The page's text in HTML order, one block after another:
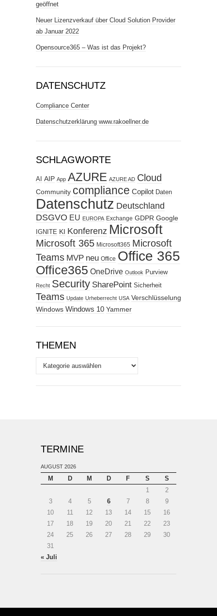
geöffnet
Neuer Lizenzverkauf über Cloud Solution Provider
ab Januar 2022
Opensource365 – Was ist das Projekt?
DATENSCHUTZ
Compliance Center
Datenschutzerklärung www.rakoellner.de
SCHLAGWORTE
AI AIP App AZURE AZURE AD Cloud
Community compliance Copilot Daten
Datenschutz Deutschland
DSGVO EU EUROPA Exchange GDPR Google
IGNITE KI Konferenz Microsoft
Microsoft 365 Microsoft365 Microsoft
Teams MVP neu Office Office 365
Office365 OneDrive Outlook Purview
Recht Security SharePoint Sicherheit
Teams Update Urheberrecht USA Verschlüsselung
Windows Windows 10 Yammer
THEMEN
Themen
TERMINE
AUGUST 2026
M D M D F S
S
1
2
3
4 5 6 7 8
9
10
11 12 13 14 15
16
17
18 19 20 21 22
23
24
25 26 27 28 29
30
31
« Juli